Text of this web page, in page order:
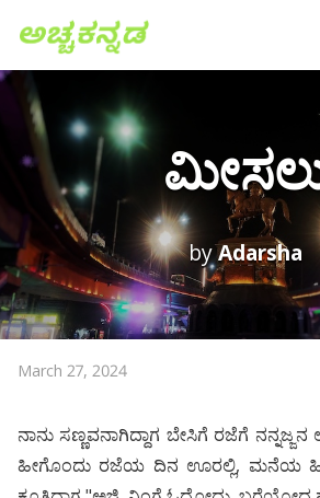
byAdarsha
March 27, 2024
ನಾನು ಸಣ್ಣವನಾಗಿದ್ದಾಗ ಬೇಸಿಗೆ ರಜೆಗೆ
ಹೀಗೊಂದು ರಜೆಯ ದಿನ ಊರಲ್ಲಿ, ಮನೆಯ